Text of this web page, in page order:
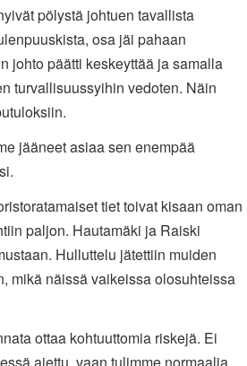
pölystä johtuen tavallista
osa jäi pahaan
johto päätti keskeyttää ja samalla
turvallisuussyihin vedoten. Näin
jääneet asiaa sen enempää
tiet toivat kisaan oman
paljon. Hautamäki ja Raiski
Hulluttelu jätettiin muiden
mikä näissä vaikeissa olosuhteissa
ottaa kohtuuttomia riskejä. Ei